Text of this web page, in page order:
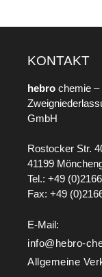
KONTAKT
hebro chemie –
GmbH
Rostocker Str.
41199
Tel.: +49
Fax: +49
E-Mail:
info@hebro-
Allgemeine